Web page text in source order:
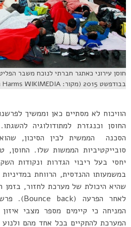
חוסן עירוני כאתגר חברתי לנוכח משבר
בבודפשט 2015 (מקור: Rebecca Harms WIKIMEDIA )
הוויכוח לא מסתיים כאן וממשיך
החוסן וכנגזרת למתודולוגיה
הסכנה הממשית לבין הסיכון,
סובייקטיביות הממשות שלו. החוסן,
יחסי בעל ריבוי הגדרות ונקודות
במשמעותו ההנדסית, הרווחת
שהיא היכולת של מערכת לחזור, בזמן
לאחר הפרעה (Bounce back). פרשנות נוספת היא אקולוגית
המניחה כי קיימים מספר מצבי
המערכת להתקיים בכל אחד מהם ולנוע